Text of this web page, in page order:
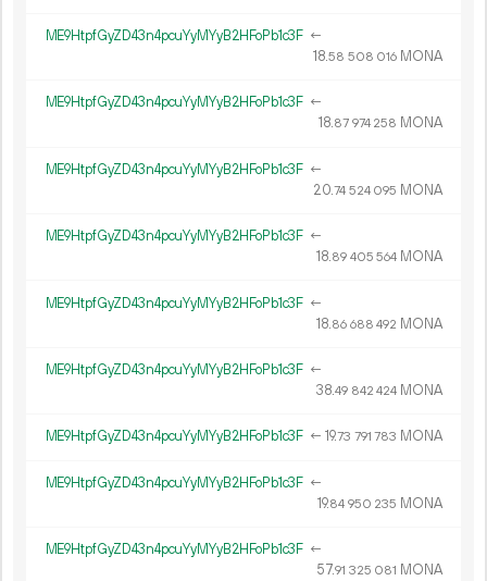
ME9HtpfGyZD43n4pcuYyMYyB2HFoPb1c3F ←
18.58 508 016 MONA
ME9HtpfGyZD43n4pcuYyMYyB2HFoPb1c3F ←
18.87 974 258 MONA
ME9HtpfGyZD43n4pcuYyMYyB2HFoPb1c3F ←
20.74 524 095 MONA
ME9HtpfGyZD43n4pcuYyMYyB2HFoPb1c3F ←
18.89 405 564 MONA
ME9HtpfGyZD43n4pcuYyMYyB2HFoPb1c3F ←
18.86 688 492 MONA
ME9HtpfGyZD43n4pcuYyMYyB2HFoPb1c3F ←
38.49 842 424 MONA
ME9HtpfGyZD43n4pcuYyMYyB2HFoPb1c3F ← 19.73 791 783 MONA
ME9HtpfGyZD43n4pcuYyMYyB2HFoPb1c3F ←
19.84 950 235 MONA
ME9HtpfGyZD43n4pcuYyMYyB2HFoPb1c3F ←
57.91 325 081 MONA